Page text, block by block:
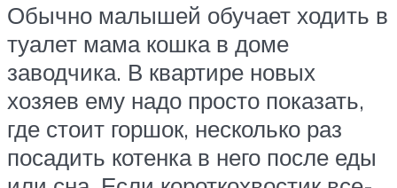
Обычно малышей обучает ходить в
туалет мама кошка в доме
заводчика. В квартире новых
хозяев ему надо просто показать,
где стоит горшок, несколько раз
посадить котенка в него после еды